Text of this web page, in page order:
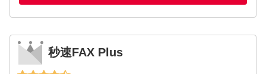
秒速FAX Plus